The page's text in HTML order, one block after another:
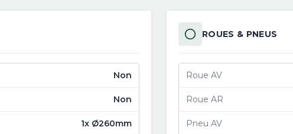
Non
Non
1x Ø260mm
ROUES & PNEUS
Roue AV
Roue AR
Pneu AV